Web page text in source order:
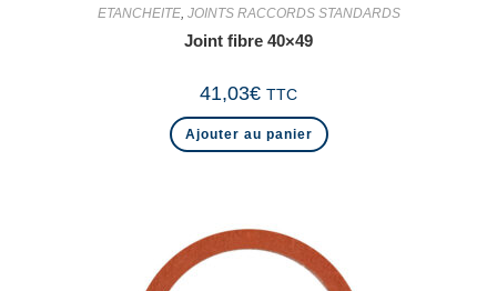
ETANCHEITE, JOINTS RACCORDS STANDARDS
Joint fibre 40×49
41,03€ TTC
Ajouter au panier